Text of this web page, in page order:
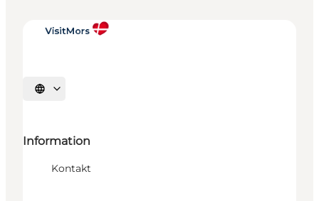
Sprache auswählen
Information
Kontakt